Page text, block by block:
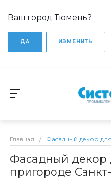
Ваш город Тюмень?
ДА ИЗМЕНИТЬ
Главная / Фасадный декор
Фасадный декор
пригороде